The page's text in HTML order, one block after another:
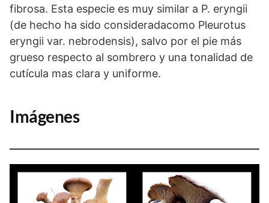
fibrosa. Esta especie es muy similar a P. eryngii
(de hecho ha sido consideradacomo Pleurotus
eryngii var. nebrodensis), salvo por el pie más
grueso respecto al sombrero y una tonalidad de
cutícula mas clara y uniforme.
Imágenes